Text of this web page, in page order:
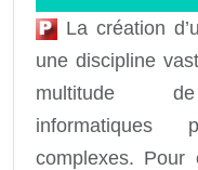
La création
une discipline
multitude
complexes. Pour